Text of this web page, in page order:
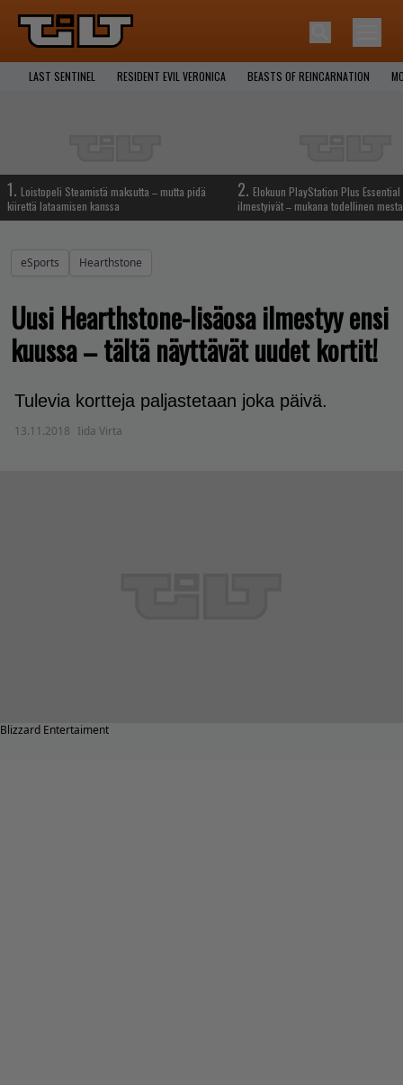
LAST SENTINEL RESIDENT EVIL VERONICA BEASTS OF REINCARNATION
1. Loistopeli Steamistä maksutta – mutta pidä
kiirettä lataamisen kanssa
2. Elokuun PlayStation Plus
ilmestyivät – mukana todellinen
eSports Hearthstone
Uusi Hearthstone-lisäosa ilmestyy ensi
kuussa – tältä näyttävät uudet kortit!
Tulevia kortteja paljastetaan joka päivä.
13.11.2018 Iida Virta
Blizzard Entertaiment